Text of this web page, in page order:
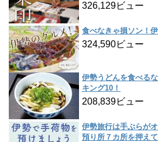
326,129ビュー
食べなきゃ損ソン！
324,590ビュー
伊勢うどんを食べる
キング10！
208,839ビュー
伊勢旅行は手ぶらが
預り所７カ所を押え